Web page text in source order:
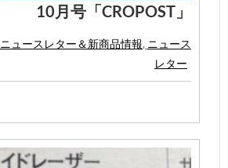
10月号「CROPOST」
ニュースレター＆新商品情報, ニュース
レター